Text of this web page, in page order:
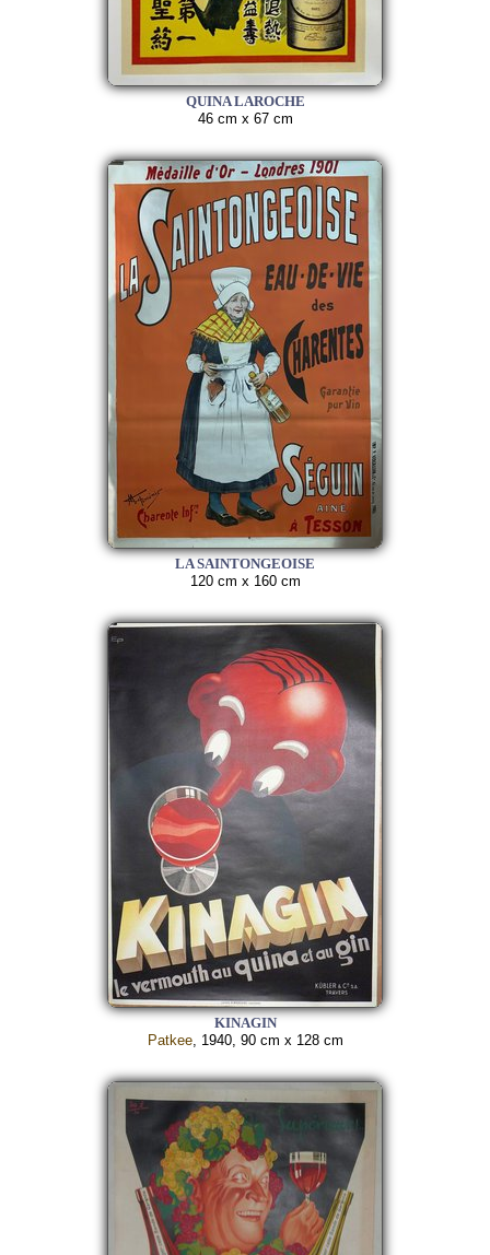
QUINA LAROCHE
46 cm x 67 cm
LA SAINTONGEOISE
120 cm x 160 cm
KINAGIN
Patkee, 1940, 90 cm x 128 cm